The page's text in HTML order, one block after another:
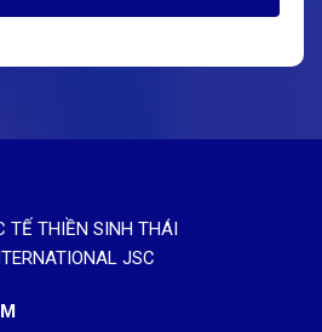
TẾ THIỀN SINH THÁI
JSC